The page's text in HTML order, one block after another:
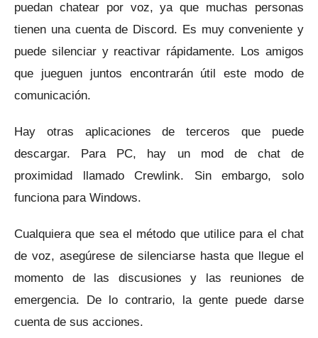
puedan chatear por voz, ya que muchas personas
tienen una cuenta de Discord. Es muy conveniente y
puede silenciar y reactivar rápidamente.
Los amigos
que jueguen juntos encontrarán útil este modo de
comunicación.
Hay otras aplicaciones de terceros que puede
descargar.
Para PC, hay un mod de chat de
proximidad llamado Crewlink. Sin embargo, solo
funciona para Windows.
Cualquiera que sea el método que utilice para el chat
de voz, asegúrese de silenciarse hasta que llegue el
momento de las discusiones y las reuniones de
emergencia.
De lo contrario, la gente puede darse
cuenta de sus acciones.